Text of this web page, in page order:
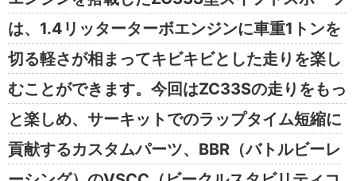
は、1.4リッターターボエンジンに車重1トンを
切る軽さが相まってキビキビとした走りを楽し
むことができます。今回はZC33Sの走りをもっ
と楽しめ、サーキットでのラップタイム短縮に
貢献するカスタムパーツ、BBR（バトルビーレ